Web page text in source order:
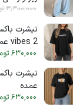
3,300,000
تیشرت
vibes 2 عمده
630,000
عمده
630,000